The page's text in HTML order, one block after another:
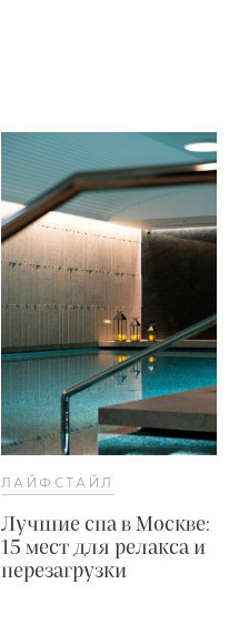
ЛАЙФСТАЙЛ
Лучшие спа в Москве:
15 мест для релакса и
перезагрузки